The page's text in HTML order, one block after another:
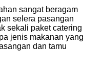
sangat beragam
selera pasangan
sekali paket catering
jenis makanan yang
dan tamu